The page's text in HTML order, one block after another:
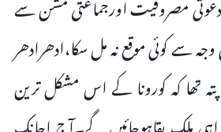
سے کوئی موقع نہ مل سکا،ادھرادھر
پتہ تھا کہ کورونا کے اس مشکل ترین
ملک بقاہوجائیں گے۔آج اچانک